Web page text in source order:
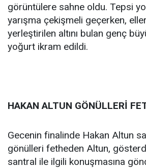
görüntülere sahne oldu. Tepsi
yarışma çekişmeli geçerken,
yerleştirilen altını bulan genç
yoğurt ikram edildi.
HAKAN ALTUN GÖNÜLLERİ
Gecenin finalinde Hakan Altun
gönülleri fetheden Altun,
santral ile ilgili konuşmasına